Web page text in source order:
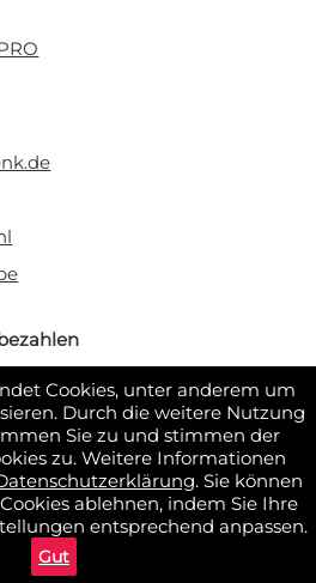
Cookies, unter anderem um
Durch die weitere Nutzung
Sie zu und stimmen der
zu. Weitere Informationen
. Sie können
ablehnen, indem Sie Ihre
entsprechend anpassen.
Gut